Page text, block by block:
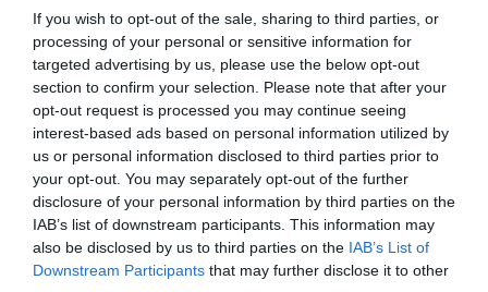
If you wish to opt-out of the sale, sharing to third parties, or
processing of your personal or sensitive information for
targeted advertising by us, please use the below opt-out
section to confirm your selection. Please note that after your
opt-out request is processed you may continue seeing
interest-based ads based on personal information utilized by
us or personal information disclosed to third parties prior to
your opt-out. You may separately opt-out of the further
disclosure of your personal information by third parties on the
IAB’s list of downstream participants. This information may
also be disclosed by us to third parties on the IAB’s List of
Downstream Participants that may further disclose it to other
ΠΟΛΙΤΙΚΗ
Η σπαρακτική ζωγραφιά που έδωσε
κοριτσάκι στη Φώφη Γεννηματά και την έκανε
να λυγίσει (pics)